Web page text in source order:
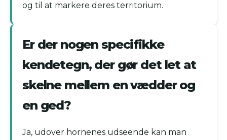
og til at markere deres territorium.
Er der nogen specifikke
kendetegn, der gør det let at
skelne mellem en vædder og
en ged?
Ja, udover hornenes udseende kan man